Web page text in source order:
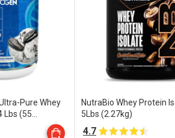
Pure Whey
Lbs (55
NutraBio Whey Protein
5Lbs (2.27kg)
4.7